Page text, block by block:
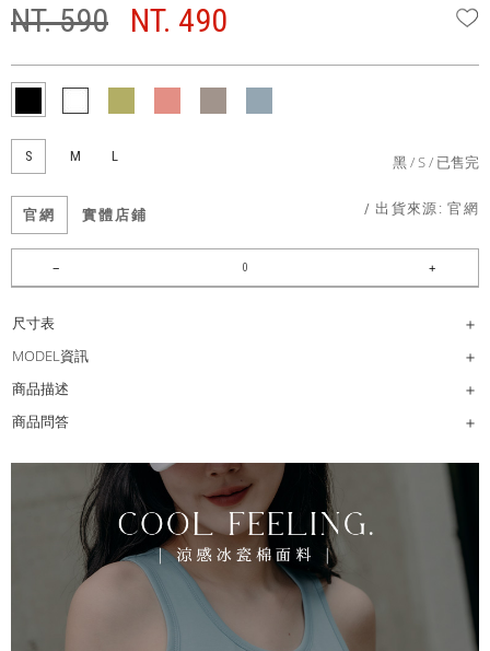
NT. 590 NT. 490
S M L 黑 S 已售完
官網 實體店鋪 / 出貨來源:官網
尺寸表
MODEL資訊
商品描述
商品問答